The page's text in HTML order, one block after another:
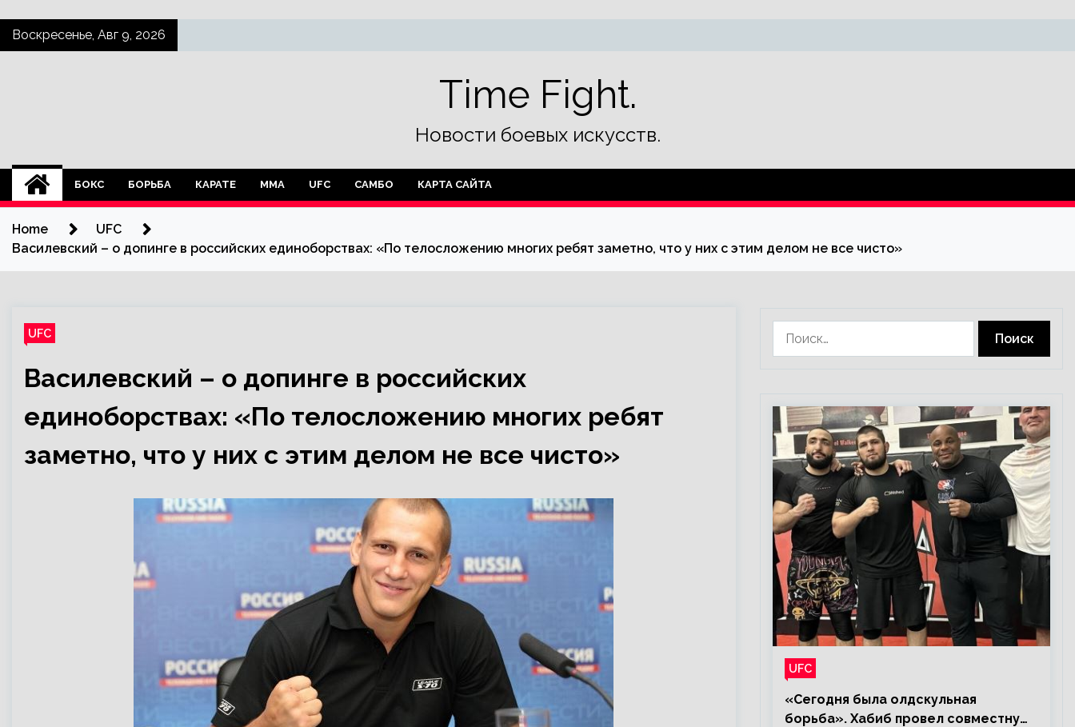
SkipВоскресенье, Авг 9, 2026
Time Fight.
Новости боевых искусств.
БОКС БОРЬБА КАРАТЕ ММА UFC САМБО КАРТА САЙТА
Home
UFC
Василевский – о допинге в российских единоборствах: «По телосложению многих ребят заметно, что у них с этим делом не все чисто»
UFC
Василевский – о допинге в российских
единоборствах: «По телосложению многих ребят
заметно, что у них с этим делом не все чисто»
UFC
«Сегодня была олдскульная
борьба». Хабиб провел совместную